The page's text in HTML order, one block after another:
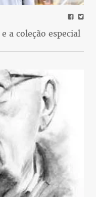
a coleção especial